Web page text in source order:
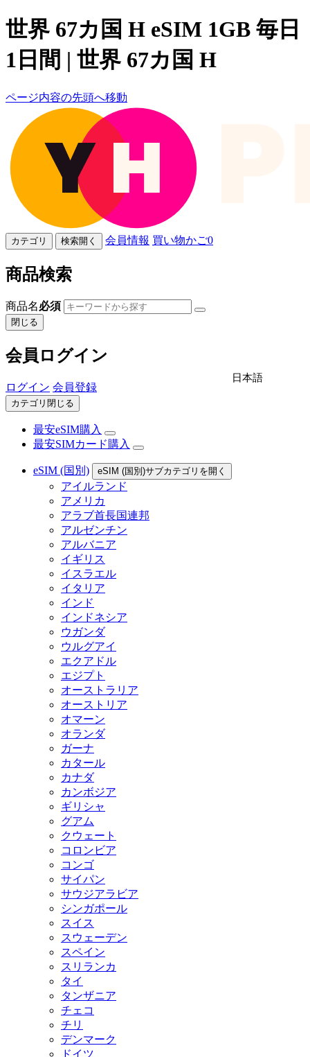
世界 67カ国 H eSIM 1GB 毎日
1日間 | 世界 67カ国 H
ページ内容の先頭へ移動
カテゴリ 検索開く 会員情報 買い物かご0
商品検索
商品名必須
閉じる
会員ログイン
ログイン 会員登録
日本語
カテゴリ閉じる
最安eSIM購入
最安SIMカード購入
eSIM (国別) eSIM (国別)サブカテゴリを開く
アイルランド
アメリカ
アラブ首長国連邦
アルゼンチン
アルバニア
イギリス
イスラエル
イタリア
インド
インドネシア
ウガンダ
ウルグアイ
エクアドル
エジプト
オーストラリア
オーストリア
オマーン
オランダ
ガーナ
カタール
カナダ
カンボジア
ギリシャ
グアム
クウェート
コロンビア
コンゴ
サイパン
サウジアラビア
シンガポール
スイス
スウェーデン
スペイン
スリランカ
タイ
タンザニア
チェコ
チリ
デンマーク
ドイツ